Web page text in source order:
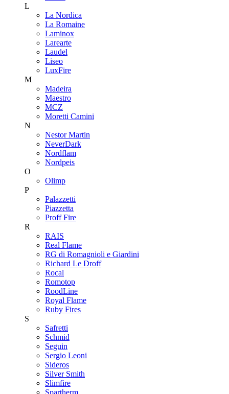
L
La Nordica
La Romaine
Laminox
Larearte
Laudel
Liseo
LuxFire
M
Madeira
Maestro
MCZ
Moretti Camini
N
Nestor Martin
NeverDark
Nordflam
Nordpeis
O
Olimp
P
Palazzetti
Piazzetta
Proff Fire
R
RAIS
Real Flame
RG di Romagnioli e Giardini
Richard Le Droff
Rocal
Romotop
RoodLine
Royal Flame
Ruby Fires
S
Safretti
Schmid
Seguin
Sergio Leoni
Sideros
Silver Smith
Slimfire
Spartherm